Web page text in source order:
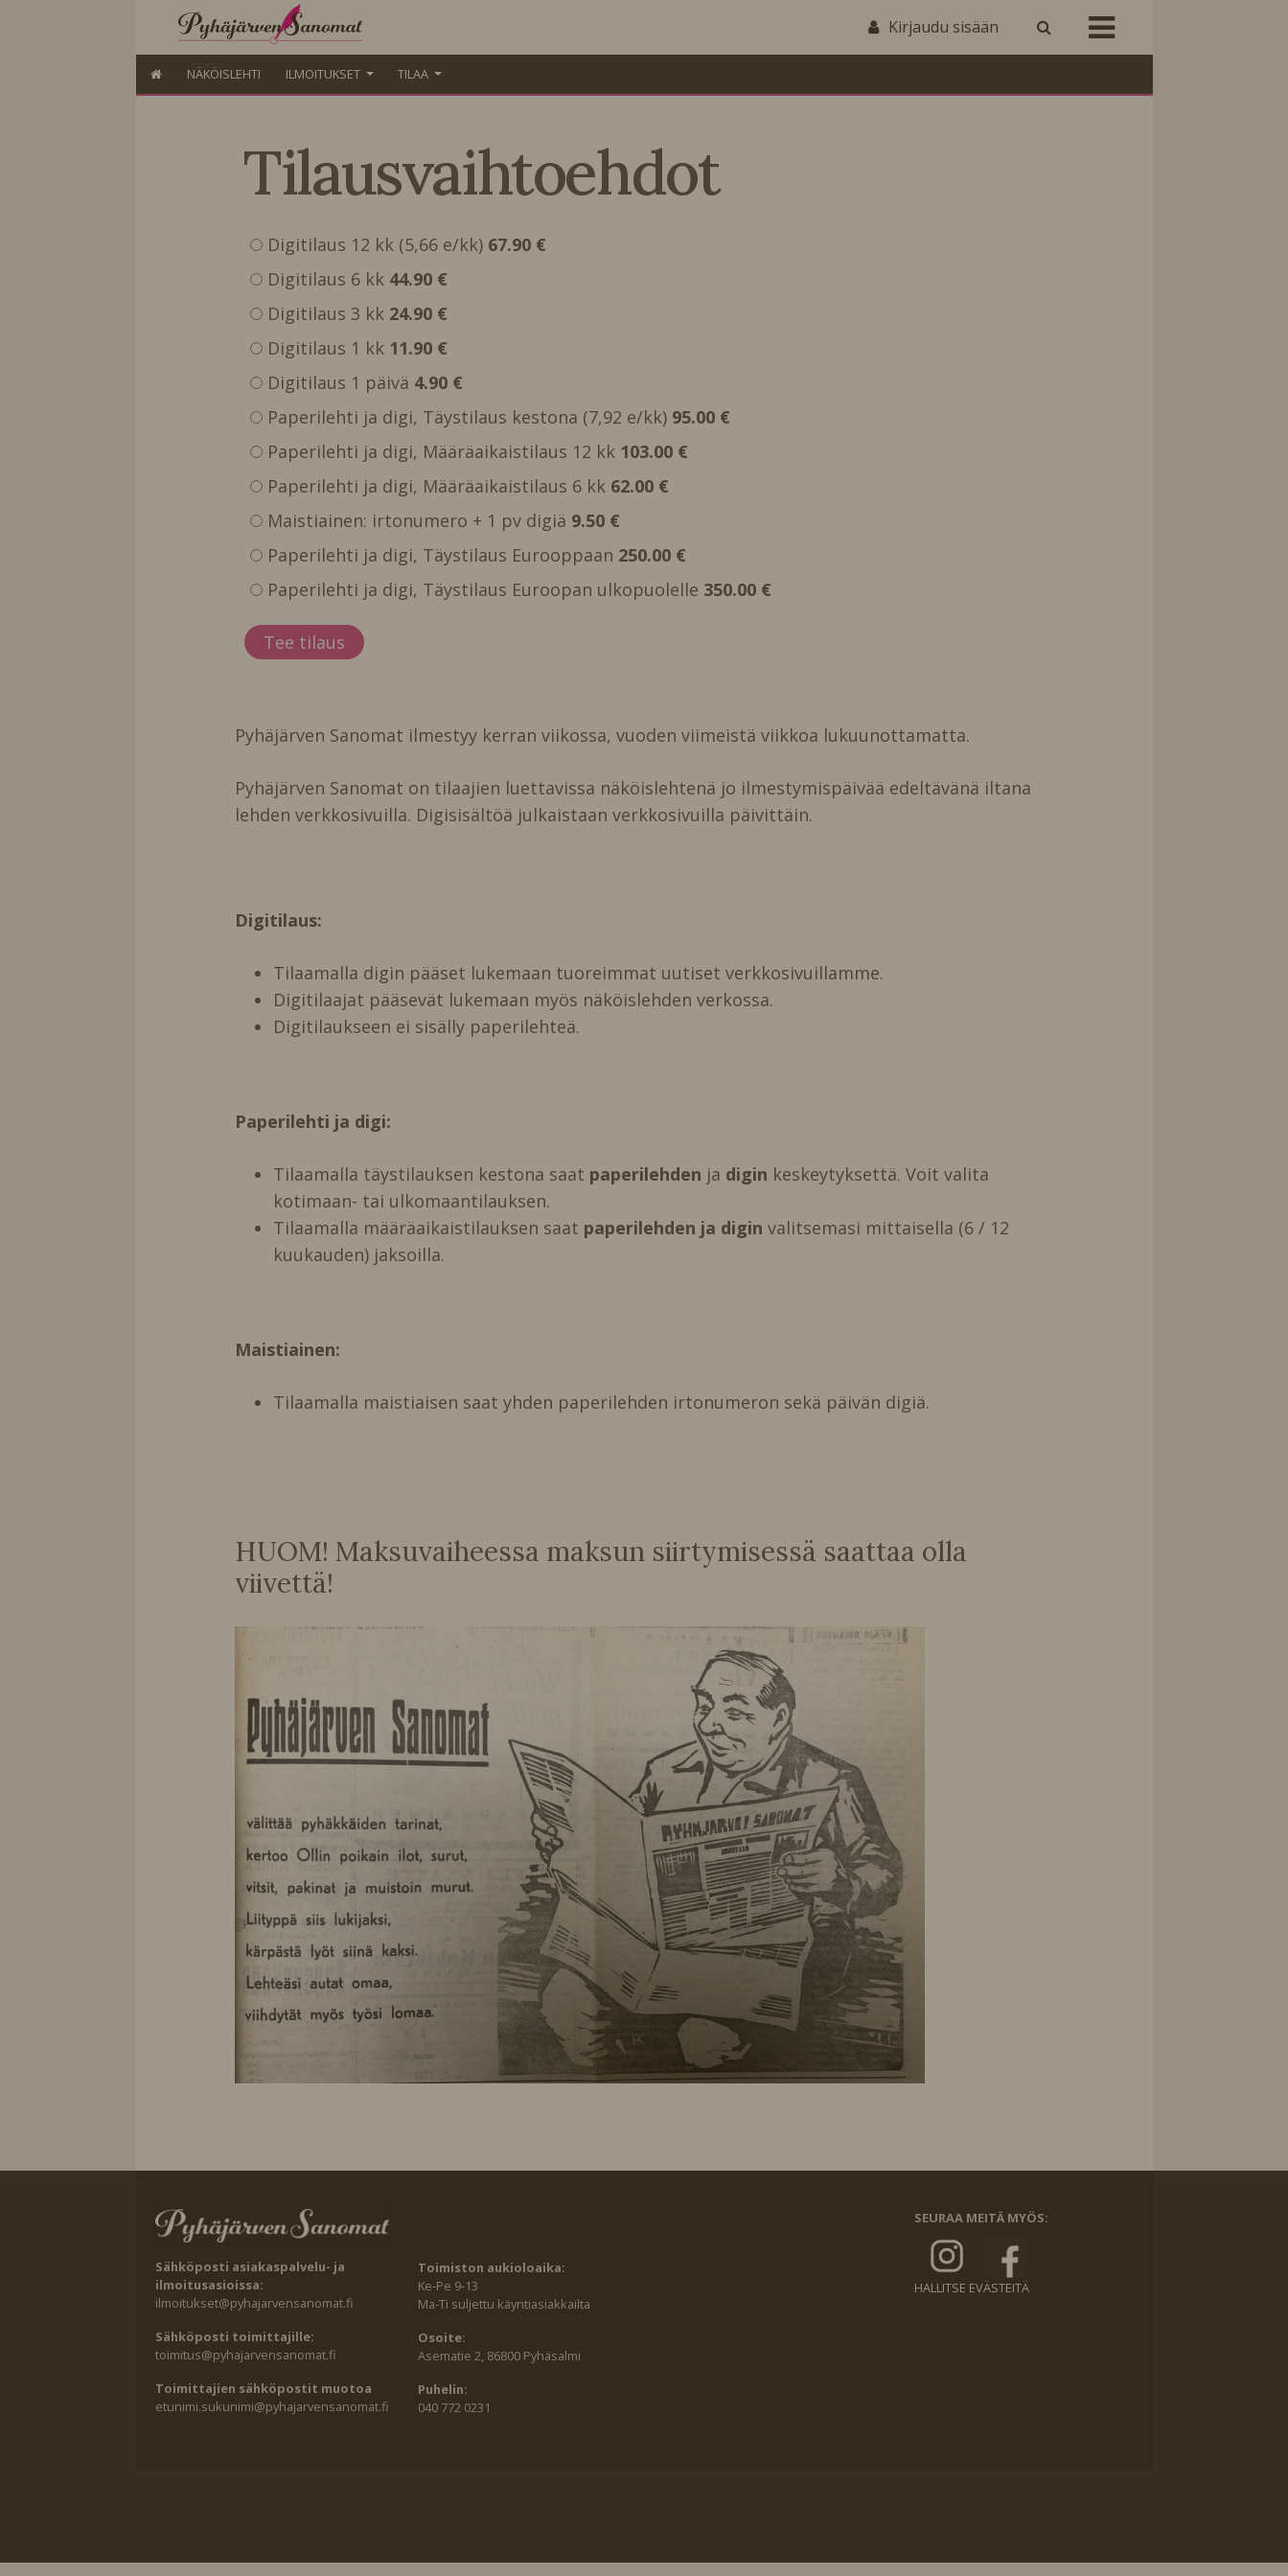
Kirjaudu sisään
NÄKÖISLEHTI ILMOITUKSET TILAA
Tilausvaihtoehdot
Digitilaus 12 kk (5,66 e/kk) 67.90 €
Digitilaus 6 kk 44.90 €
Digitilaus 3 kk 24.90 €
Digitilaus 1 kk 11.90 €
Digitilaus 1 päivä 4.90 €
Paperilehti ja digi, Täystilaus kestona (7,92 e/kk) 95.00 €
Paperilehti ja digi, Määräaikaistilaus 12 kk 103.00 €
Paperilehti ja digi, Määräaikaistilaus 6 kk 62.00 €
Maistiainen: irtonumero + 1 pv digiä 9.50 €
Paperilehti ja digi, Täystilaus Eurooppaan 250.00 €
Paperilehti ja digi, Täystilaus Euroopan ulkopuolelle 350.00 €
Pyhäjärven Sanomat ilmestyy kerran viikossa, vuoden viimeistä viikkoa lukuunottamatta.
Pyhäjärven Sanomat on tilaajien luettavissa näköislehtenä jo ilmestymispäivää edeltävänä iltana
lehden verkkosivuilla. Digisisältöä julkaistaan verkkosivuilla päivittäin.
Digitilaus:
Tilaamalla digin pääset lukemaan tuoreimmat uutiset verkkosivuillamme.
Digitilaajat pääsevät lukemaan myös näköislehden verkossa.
Digitilaukseen ei sisälly paperilehteä.
Paperilehti ja digi:
Tilaamalla täystilauksen kestona saat paperilehden ja digin keskeytyksettä. Voit valita
kotimaan- tai ulkomaantilauksen.
Tilaamalla määräaikaistilauksen saat paperilehden ja digin valitsemasi mittaisella (6 / 12
kuukauden) jaksoilla.
Maistiainen:
Tilaamalla maistiaisen saat yhden paperilehden irtonumeron sekä päivän digiä.
HUOM! Maksuvaiheessa maksun siirtymisessä saattaa olla
viivettä!
Sähköposti asiakaspalvelu- ja
ilmoitusasioissa:
ilmoitukset@pyhajarvensanomat.fi
Sähköposti toimittajille:
toimitus@pyhajarvensanomat.fi
Toimittajien sähköpostit muotoa
etunimi.sukunimi@pyhajarvensanomat.fi
Toimiston aukioloaika:
Ke-Pe 9-13
Ma-Ti suljettu käyntiasiakkailta
Osoite:
Asematie 2, 86800 Pyhäsalmi
Puhelin:
040 772 0231
SEURAA MEITÄ MYÖS:
HALLITSE EVÄSTEITÄ